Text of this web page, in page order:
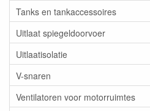
Tanks en tankaccessoires
Uitlaat spiegeldoorvoer
Uitlaatisolatie
V-snaren
Ventilatoren voor motorruimtes